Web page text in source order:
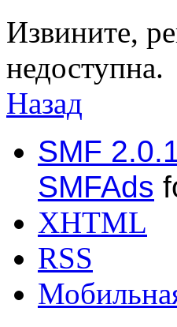
Извините,
недоступна.
Назад
SMF
SMFAds
XHTML
RSS